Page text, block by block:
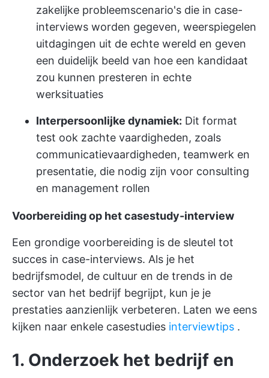
zakelijke probleemscenario's die in case-
interviews worden gegeven, weerspiegelen
uitdagingen uit de echte wereld en geven
een duidelijk beeld van hoe een kandidaat
zou kunnen presteren in echte
werksituaties
Interpersoonlijke dynamiek: Dit format
test ook zachte vaardigheden, zoals
communicatievaardigheden, teamwerk en
presentatie, die nodig zijn voor consulting
en management rollen
Voorbereiding op het casestudy-interview
Een grondige voorbereiding is de sleutel tot
succes in case-interviews. Als je het
bedrijfsmodel, de cultuur en de trends in de
sector van het bedrijf begrijpt, kun je je
prestaties aanzienlijk verbeteren. Laten we eens
kijken naar enkele casestudies interviewtips .
1. Onderzoek het bedrijf en